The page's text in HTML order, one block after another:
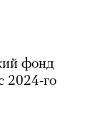
фонд
2024-го